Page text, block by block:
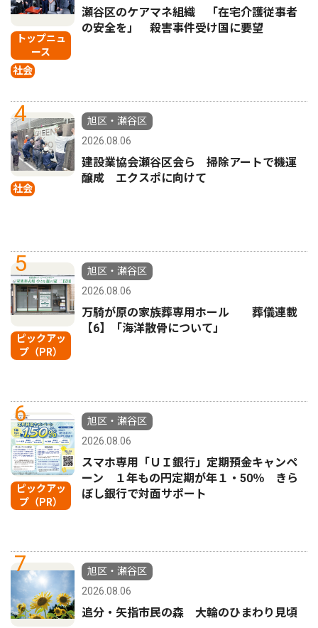
トップニュ
ース
社会
瀬谷区のケアマネ組織 「在宅介護従事者
の安全を」 殺害事件受け国に要望
4
社会
旭区・瀬谷区
2026.08.06
建設業協会瀬谷区会ら 掃除アートで機運
醸成 エクスポに向けて
5
ピックアッ
プ（PR）
旭区・瀬谷区
2026.08.06
万騎が原の家族葬専用ホール 葬儀連載
【6】「海洋散骨について」
6
ピックアッ
プ（PR）
旭区・瀬谷区
2026.08.06
スマホ専用「ＵＩ銀行」定期預金キャンペ
ーン １年もの円定期が年１・50％ きら
ぼし銀行で対面サポート
7
旭区・瀬谷区
2026.08.06
追分・矢指市民の森 大輪のひまわり見頃